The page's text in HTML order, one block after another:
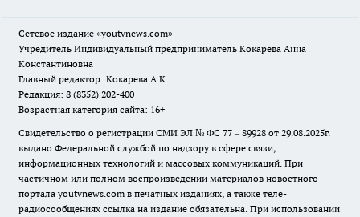
Сетевое издание «youtvnews.com»
Учредитель Индивидуальный предприниматель Кокарева Анна
Константиновна
Главный редактор: Кокарева А.К.
Редакция: 8 (8352) 202-400
Возрастная категория сайта: 16+
Свидетельство о регистрации СМИ ЭЛ № ФС 77 – 89928 от 29.08.2025г.
выдано Федеральной службой по надзору в сфере связи,
информационных технологий и массовых коммуникаций. При
частичном или полном воспроизведении материалов новостного
портала youtvnews.com в печатных изданиях, а также теле-
радиосообщениях ссылка на издание обязательна. При использовании